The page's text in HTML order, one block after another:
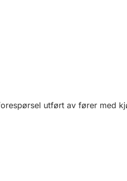
utført av fører med